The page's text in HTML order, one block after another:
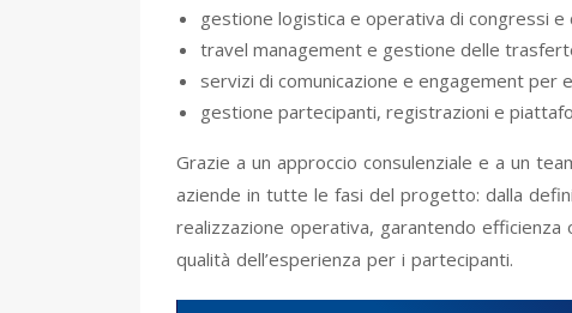
gestione logistica e operativa di congressi e
travel management e gestione delle
servizi di comunicazione e engagement per
gestione partecipanti, registrazioni e
Grazie a un approccio consulenziale e a un
aziende in tutte le fasi del progetto: dalla
realizzazione operativa, garantendo
qualità dell’esperienza per i partecipanti.